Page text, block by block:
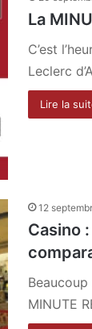
La
C’est
Leclerc
Lire la
12
Casino
MINUTE